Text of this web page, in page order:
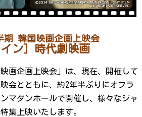
期 韓国映画企画上映会
イン］時代劇映画
画企画上映会」は、現在、開催して
会とともに、約2年半ぶりにオフラ
マダンホールで開催し、様々なジャ
集上映いたします。